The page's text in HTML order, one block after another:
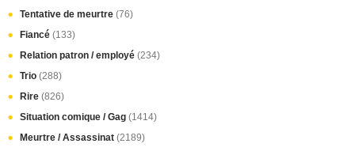
Tentative de meurtre (76)
Fiancé (133)
Relation patron / employé (234)
Trio (288)
Rire (826)
Situation comique / Gag (1414)
Meurtre / Assassinat (2189)